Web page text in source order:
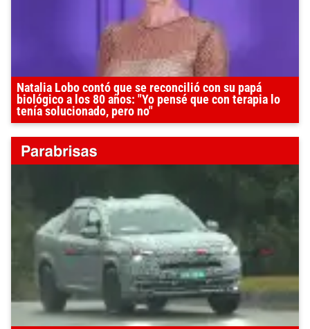
Natalia Lobo contó que se reconcilió con su papá
biológico a los 80 años: "Yo pensé que con terapia lo
tenía solucionado, pero no"